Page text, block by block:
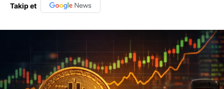
Takip et